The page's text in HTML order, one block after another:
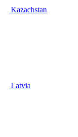
Kazachstan
Latvia